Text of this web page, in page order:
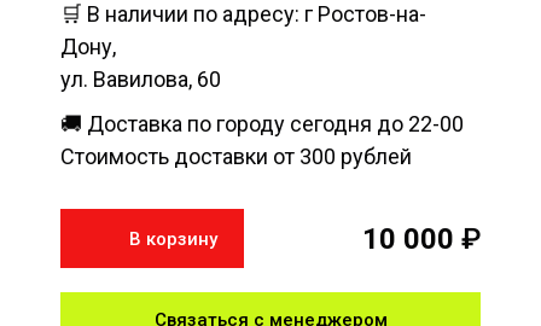
🛒 В наличии по адресу: г Ростов-на-
Дону,
ул. Вавилова, 60
🚚 Доставка по городу сегодня до 22-00
Стоимость доставки от 300 рублей
В корзину 10 000 ₽
Связаться с менеджером